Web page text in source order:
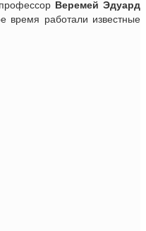
Веремей Эдуард
время работали известные